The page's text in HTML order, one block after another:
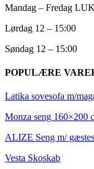
Mandag – Fredag
Lørdag 12 – 15:00
Søndag 12 – 15:00
POPULÆRE
Latika sovesofa m/
Monza seng 160×200
ALIZE Seng m/
Vesta Skoskab